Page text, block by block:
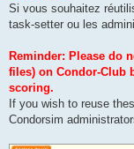
Si vous souhaitez
task-setter ou les
Reminder: Please do
files) on Condor-Club
scoring.
If you wish to reuse
Condorsim